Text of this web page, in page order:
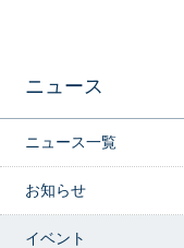
ニュース
ニュース一覧
お知らせ
イベント